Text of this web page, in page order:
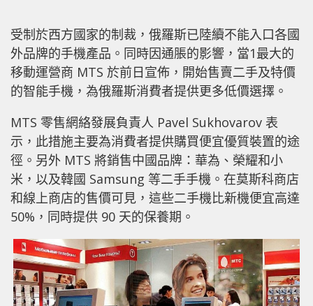
受制於西方國家的制裁，俄羅斯已陸續不能入口各國
外品牌的手機產品。同時因通脹的影響，當1最大的
移動運營商 MTS 於前日宣佈，開始售賣二手及特價
的智能手機，為俄羅斯消費者提供更多低價選擇。
MTS 零售網絡發展負責人 Pavel Sukhovarov 表
示，此措施主要為消費者提供購買便宜優質裝置的途
徑。另外 MTS 將銷售中國品牌：華為、榮耀和小
米，以及韓國 Samsung 等二手手機。在莫斯科商店
和線上商店的售價可見，這些二手機比新機便宜高達
50%，同時提供 90 天的保養期。